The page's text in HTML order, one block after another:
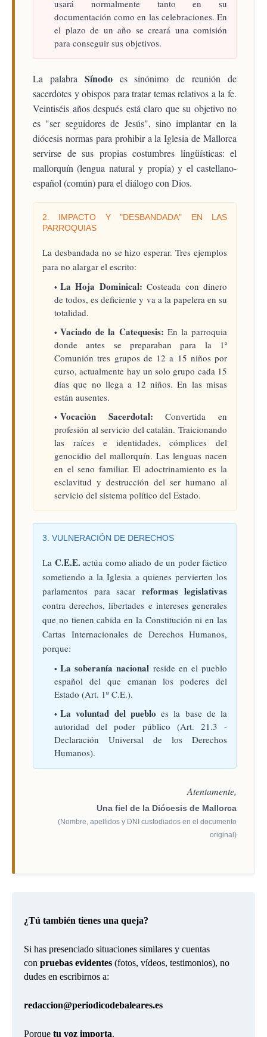
usará normalmente tanto en su
documentación como en las celebraciones. En
el plazo de un año se creará una comisión
para conseguir sus objetivos.
La palabra Sínodoes sinónimo de reunión de
sacerdotes y obispos para tratar temas relativos a la fe.
Veintiséis años después está claro que su objetivo no
es "ser seguidores de Jesús", sino implantar en la
diócesis normas para prohibir a la Iglesia de Mallorca
servirse de sus propias costumbres lingüísticas: el
mallorquín (lengua natural y propia) y el castellano-
español (común) para el diálogo con Dios.
2. IMPACTO Y "DESBANDADA" EN LAS
PARROQUIAS
La desbandada no se hizo esperar. Tres ejemplos
para no alargar el escrito:
La Hoja Dominical: Costeada con dinero
de todos, es deficiente y va a la papelera en su
totalidad.
Vaciado de la Catequesis: En la parroquia
donde antes se preparaban para la 1ª
Comunión tres grupos de 12 a 15 niños por
curso, actualmente hay un solo grupo cada 15
días que no llega a 12 niños. En las misas
están ausentes.
Vocación Sacerdotal: Convertida en
profesión al servicio del catalán. Traicionando
las raíces e identidades, cómplices del
genocidio del mallorquín. Las lenguas nacen
en el seno familiar. El adoctrinamiento es la
esclavitud y destrucción del ser humano al
servicio del sistema político del Estado.
3. VULNERACIÓN DE DERECHOS
La C.E.E. actúa como aliado de un poder fáctico
sometiendo a la Iglesia a quienes pervierten los
parlamentos para sacar reformas legislativas
contra derechos, libertades e intereses generales
que no tienen cabida en la Constitución ni en las
Cartas Internacionales de Derechos Humanos,
porque:
La soberanía nacional reside en el pueblo
español del que emanan los poderes del
Estado (Art. 1º C.E.).
La voluntad del pueblo es la base de la
autoridad del poder público (Art. 21.3 -
Declaración Universal de los Derechos
Humanos).
Atentamente,
Una fiel de la Diócesis de Mallorca
(Nombre, apellidos y DNI custodiados en el documento
original)
¿Tú también tienes una queja?
Si has presenciado situaciones similares y cuentas
con pruebas evidentes (fotos, vídeos, testimonios), no
dudes en escribirnos a:
redaccion@periodicodebaleares.es
Porque tu voz importa.